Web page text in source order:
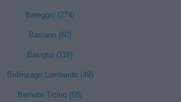
Bareggio (274)
Basiano (60)
Basiglio (116)
Bellinzago Lombardo (49)
Bernate Ticino (68)